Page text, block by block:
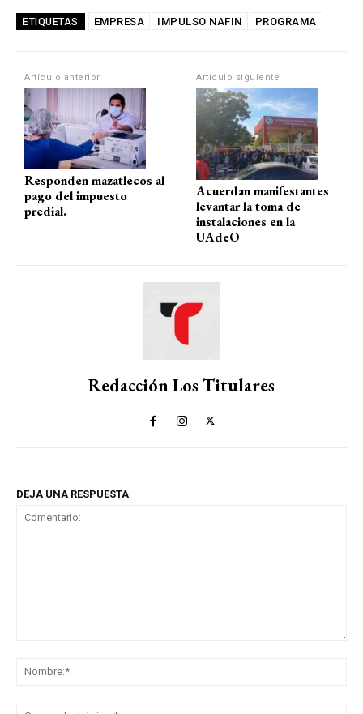
at
A
p
p
ce
o
o
k
e
m
ail m
ar
tir
ETIQUETAS EMPRESA IMPULSO NAFIN PROGRAMA
Artículo anterior
Responden mazatlecos al
pago del impuesto
predial.
Artículo siguiente
Acuerdan manifestantes
levantar la toma de
instalaciones en la
UAdeO
Redacción Los Titulares
DEJA UNA RESPUESTA